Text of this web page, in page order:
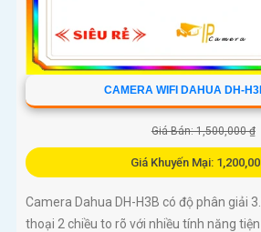
CAMERA WIFI DAHUA DH-
Giá Bán: 1,500,000 ₫
Giá Khuyến Mại:
Camera Dahua DH-H3B có độ phân giải
thoại 2 chiều to rõ với nhiều tính năng